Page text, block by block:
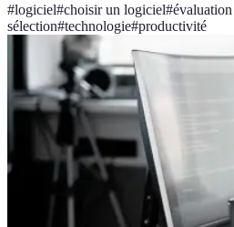
#logiciel#choisir un logiciel#
sélection#technologie#productivité